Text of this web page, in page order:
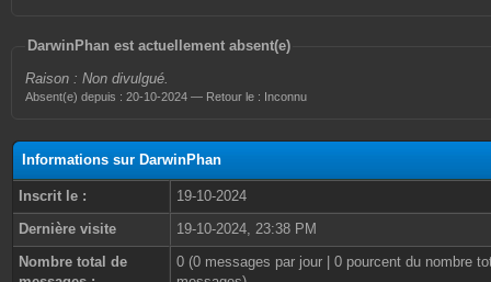
DarwinPhan est actuellement absent(e)
Raison : Non divulgué.
Absent(e) depuis : 20-10-2024 — Retour le : Inconnu
Informations sur DarwinPhan
Inscrit le :
19-10-2024
Dernière visite
19-10-2024, 23:38 PM
Nombre total de
0 (0 messages par jour | 0 pourcent du nombre